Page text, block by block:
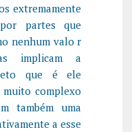
extremamente
partes que
nenhum valo r
implicam a
que é ele
complexo
também uma
a esse